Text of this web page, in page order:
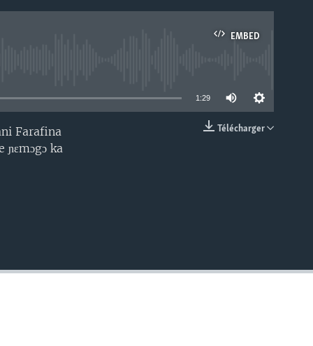
EMBED
1:29
Télécharger
Farafina
ka